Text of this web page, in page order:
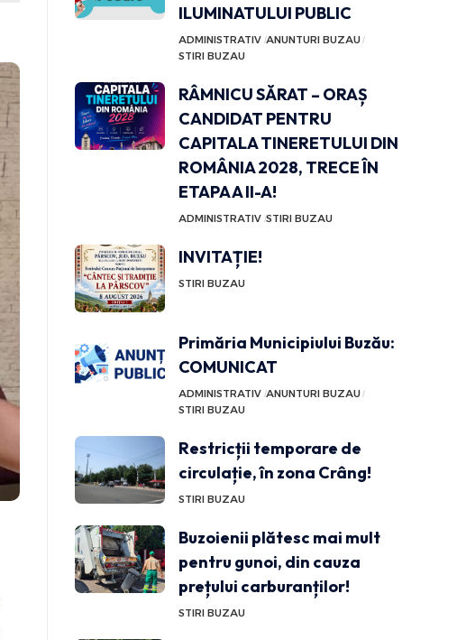
ILUMINATULUI PUBLIC
ADMINISTRATIV ANUNTURI BUZAU
STIRI BUZAU
RÂMNICU SĂRAT – ORAȘ
CANDIDAT PENTRU
CAPITALA TINERETULUI DIN
ROMÂNIA 2028, TRECE ÎN
ETAPA A II-A!
ADMINISTRATIV STIRI BUZAU
INVITAȚIE!
STIRI BUZAU
Primăria Municipiului Buzău:
COMUNICAT
ADMINISTRATIV ANUNTURI BUZAU
STIRI BUZAU
Restricții temporare de
circulație, în zona Crâng!
STIRI BUZAU
Buzoienii plătesc mai mult
pentru gunoi, din cauza
prețului carburanților!
STIRI BUZAU